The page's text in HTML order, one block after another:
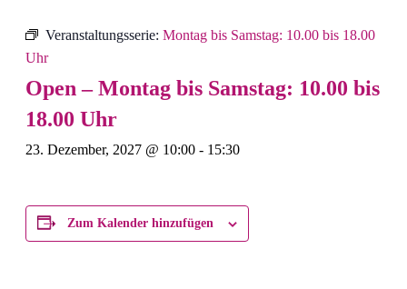
Veranstaltungsserie: Montag bis Samstag: 10.00 bis 18.00
Uhr
Open – Montag bis Samstag: 10.00 bis
18.00 Uhr
23. Dezember, 2027 @ 10:00 - 15:30
Zum Kalender hinzufügen